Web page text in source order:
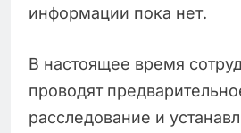
информации пока нет.
В настоящее время
проводят
расследование и